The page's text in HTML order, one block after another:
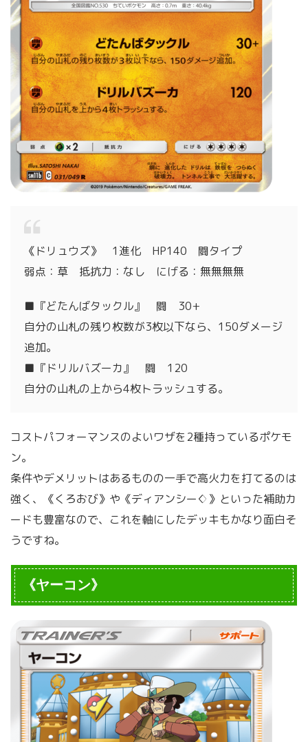
《ドリュウズ》 1進化 HP140 闘タイプ
弱点：草 抵抗力：なし にげる：無無無無
■『どたんばタックル』 闘 30+
自分の山札の残り枚数が3枚以下なら、150ダメージ
追加。
■『ドリルバズーカ』 闘 120
自分の山札の上から4枚トラッシュする。
コストパフォーマンスのよいワザを2種持っているポケモ
ン。
条件やデメリットはあるものの一手で高火力を打てるのは
強く、《くろおび》や《ディアンシー♢》といった補助カ
ードも豊富なので、これを軸にしたデッキもかなり面白そ
うですね。
《ヤーコン》